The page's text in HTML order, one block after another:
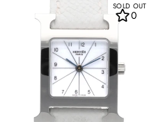
SOLD OUT
0